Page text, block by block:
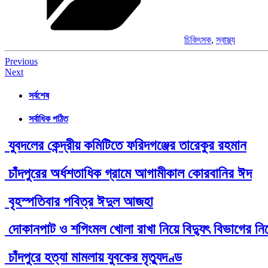
চিকিৎসক,স্বাস্থ্য
Post
navigation
Previous
Next
সর্বশেষ
সর্বাধিক পঠিত
যুবদলের কেন্দ্রীয় কমিটিতে ফরিদগঞ্জের তারেকুর রহমান
চাঁদপুরের অর্ধশতাধিক গ্রামে আগামীকাল কোরবানির ঈদ
বৃহস্পতিবার পবিত্র ঈদুল আজহা
দোকানপাট ও শপিংমল খোলা রাখা নিয়ে বিদ্যুৎ বিভাগের
চাঁদপুরে হত্যা মামলায় যুবকের মৃত্যুদণ্ড